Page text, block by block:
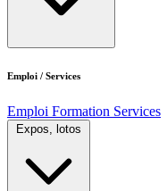
Emploi / Services
Emploi Formation Services
Expos, lotos